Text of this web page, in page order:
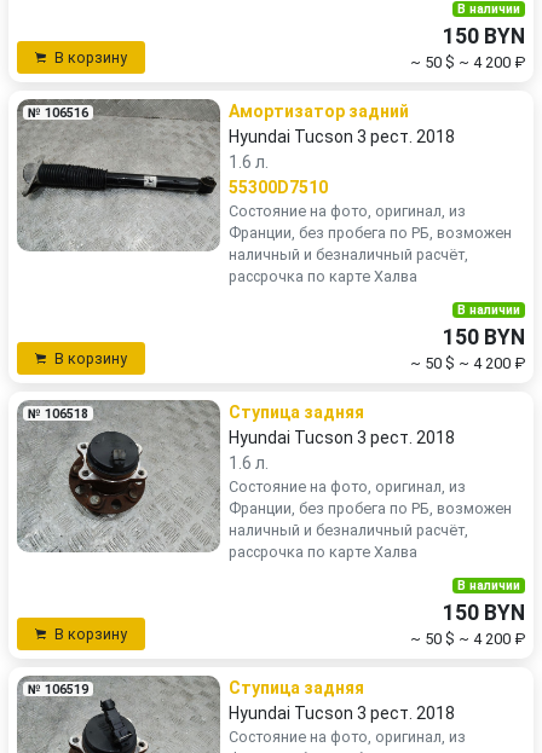
В корзину
В наличии
150 BYN
~ 50 $ ~ 4 200 ₽
№ 106516
Амортизатор задний
Hyundai Tucson 3 рест. 2018
1.6 л.
55300D7510
Состояние на фото, оригинал, из
Франции, без пробега по РБ, возможен
наличный и безналичный расчёт,
рассрочка по карте Халва
В корзину
В наличии
150 BYN
~ 50 $ ~ 4 200 ₽
№ 106518
Ступица задняя
Hyundai Tucson 3 рест. 2018
1.6 л.
Состояние на фото, оригинал, из
Франции, без пробега по РБ, возможен
наличный и безналичный расчёт,
рассрочка по карте Халва
В корзину
В наличии
150 BYN
~ 50 $ ~ 4 200 ₽
№ 106519
Ступица задняя
Hyundai Tucson 3 рест. 2018
Состояние на фото, оригинал, из